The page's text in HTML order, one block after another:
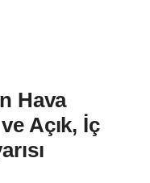
Hava
Açık, İç